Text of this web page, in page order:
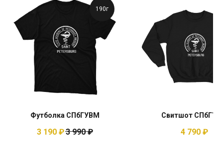
190г
Футболка СПбГУВМ
3 190 ₽3 990 ₽
Свитшот
4 790 ₽